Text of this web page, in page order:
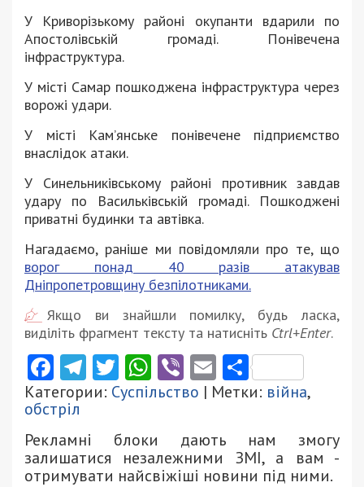
У Криворізькому районі окупанти вдарили по
Апостолівській громаді. Понівечена
інфраструктура.
У місті Самар пошкоджена інфраструктура через
ворожі удари.
У місті Кам’янське понівечене підприємство
внаслідок атаки.
У Синельниківському районі противник завдав
удару по Васильківській громаді. Пошкоджені
приватні будинки та автівка.
Нагадаємо, раніше ми повідомляли про те, що
ворог понад 40 разів атакував
Дніпропетровщину безпілотниками.
Якщо ви знайшли помилку, будь ласка,
виділіть фрагмент тексту та натисніть Ctrl+Enter.
Facebook
Telegram
Twitter
WhatsApp
ViberEmail
Категории: Суспільство | Метки: війна,
обстріл
Рекламні блоки дають нам змогу
залишатися незалежними ЗМІ, а вам -
отримувати найсвіжіші новини під ними.